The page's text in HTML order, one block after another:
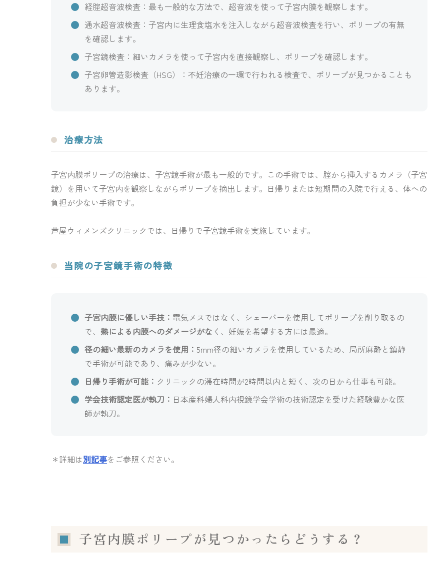
経腟超音波検査：最も一般的な方法で、超音波を使って子宮内膜を観察します。
通水超音波検査：子宮内に生理食塩水を注入しながら超音波検査を行い、ポリープの有無
を確認します。
子宮鏡検査：細いカメラを使って子宮内を直接観察し、ポリープを確認します。
子宮卵管造影検査（HSG）：不妊治療の一環で行われる検査で、ポリープが見つかることも
あります。
治療方法
子宮内膜ポリープの治療は、子宮鏡手術が最も一般的です。この手術では、腟から挿入するカメラ（子宮
鏡）を用いて子宮内を観察しながらポリープを摘出します。日帰りまたは短期間の入院で行える、体への
負担が少ない手術です。
芦屋ウィメンズクリニックでは、日帰りで子宮鏡手術を実施しています。
当院の子宮鏡手術の特徴
子宮内膜に優しい手技： 電気メスではなく、シェーバーを使用してポリープを削り取るの
で、 熱による内膜へのダメージがな く、妊娠を希望する方には最適。
径の細い最新のカメラを使用： 5mm径の細いカメラを使用しているため、局所麻酔と鎮静
で手術が可能であり、痛みが少ない。
日帰り手術が可能： クリニックの滞在時間が2時間以内と短く、次の日から仕事も可能。
学会技術認定医が執刀： 日本産科婦人科内視鏡学会学術の技術認定を受けた経験豊かな医
師が執刀。
＊詳細は別記事をご参照ください。
子宮内膜ポリープが見つかったらどうする？